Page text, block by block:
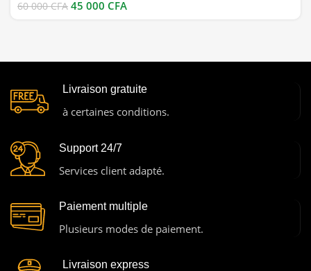
60 000CFA 45 000 CFA
Livraison gratuite
à certaines conditions.
Support 24/7
Services client adapté.
Paiement multiple
Plusieurs modes de paiement.
Livraison express